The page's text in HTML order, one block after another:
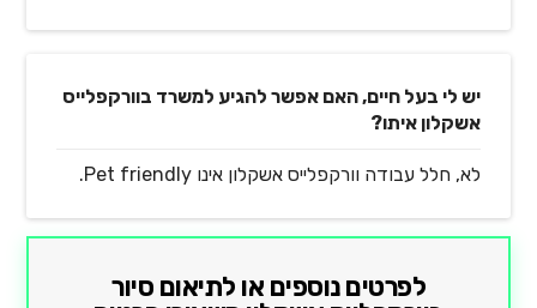
יש לי בעל חיים, האם אפשר להגיע למשרד בוורקפלייס
אשקלון איתו?
לא, חלל עבודה וורקפלייס אשקלון אינו Pet friendly.
לפרטים נוספים או לתיאום סיור